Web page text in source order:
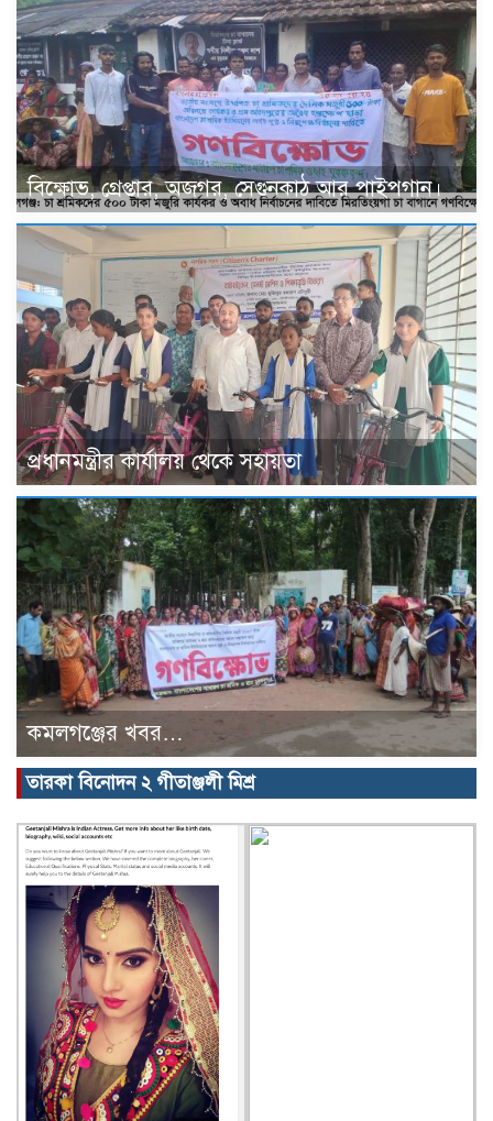
বিক্ষোভ, গ্রেপ্তার, অজগর, সেগুনকাঠ আর পাইপগান।
প্রধানমন্ত্রীর কার্যালয় থেকে সহায়তা
কমলগঞ্জের খবর…
তারকা বিনোদন ২ গীতাঞ্জলী মিশ্র